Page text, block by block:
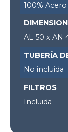
100%
AL 50 x AN
TUBERÍA
No incluida
FILTROS
Incluida